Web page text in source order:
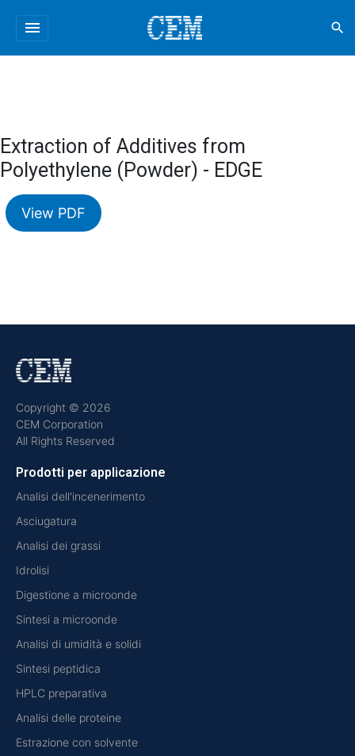
menu search
Extraction of Additives from
Polyethylene (Powder) - EDGE
View PDF
Copyright © 2026
CEM Corporation
All Rights Reserved
Prodotti per applicazione
Analisi dell'incenerimento
Asciugatura
Analisi dei grassi
Idrolisi
Digestione a microonde
Sintesi a microonde
Analisi di umidità e solidi
Sintesi peptidica
HPLC preparativa
Analisi delle proteine
Estrazione con solvente